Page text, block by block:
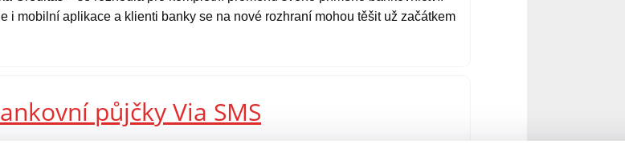
i mobilní aplikace a klienti banky se na nové rozhraní mohou těšit už začátkem
půjčky Via SMS